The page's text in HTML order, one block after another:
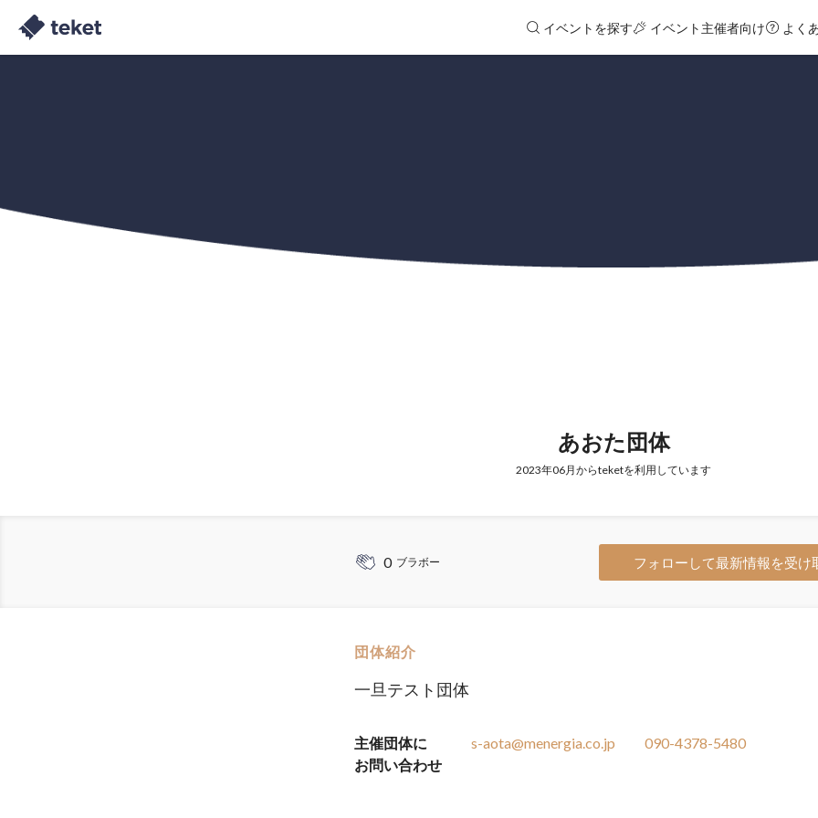
イベントを探す イベント主催者向け よく
あおた団体
2023年06月からteketを利用しています
0 ブラボー フォローして最新情報を受け
団体紹介
一旦テスト団体
主催団体に
お問い合わせ
s-aota@menergia.co.jp 090-4378-5480